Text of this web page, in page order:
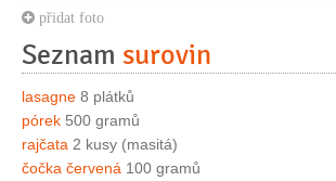
přidat foto
Seznam surovin
lasagne 8 plátků
pórek 500 gramů
rajčata 2 kusy (masitá)
čočka červená 100 gramů